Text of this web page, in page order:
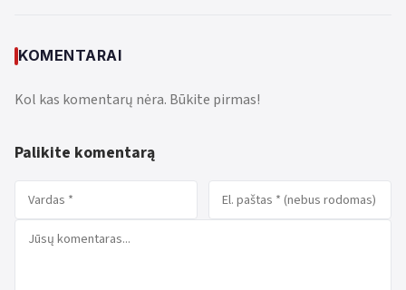
KOMENTARAI
Kol kas komentarų nėra. Būkite pirmas!
Palikite komentarą